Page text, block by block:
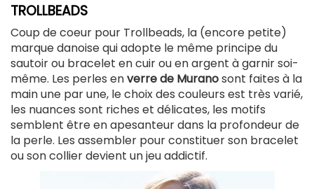
TROLLBEADS
Coup de coeur pour Trollbeads, la (encore petite)
marque danoise qui adopte le même principe du
sautoir ou bracelet en cuir ou en argent à garnir soi-
même. Les perles enverre de Muranosont faites à la
main une par une, le choix des couleurs est très varié,
les nuances sont riches et délicates, les motifs
semblent être en apesanteur dans la profondeur de
la perle. Les assembler pour constituer son bracelet
ou son collier devient un jeu addictif.